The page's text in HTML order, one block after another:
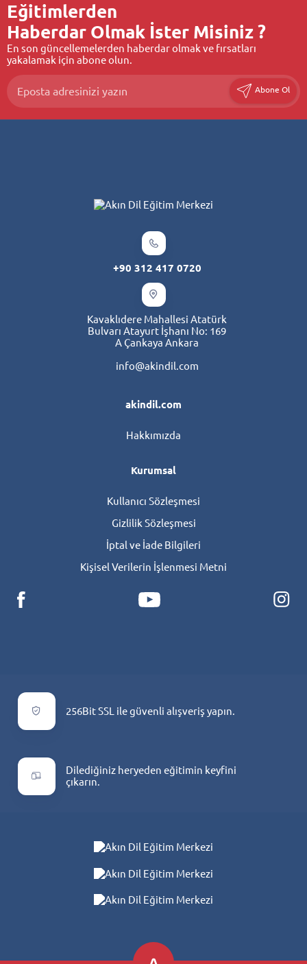
Eğitimlerden
Haberdar Olmak İster Misiniz ?
En son güncellemelerden haberdar olmak ve fırsatları
yakalamak için abone olun.
Abone Ol
+90 312 417 0720
Kavaklıdere Mahallesi Atatürk
Bulvarı Atayurt İşhanı No: 169
A Çankaya Ankara
info@akindil.com
akindil.com
Hakkımızda
Kurumsal
Kullanıcı Sözleşmesi
Gizlilik Sözleşmesi
İptal ve İade Bilgileri
Kişisel Verilerin İşlenmesi Metni
256Bit SSL ile güvenli alışveriş yapın.
Dilediğiniz heryeden eğitimin keyfini
çıkarın.